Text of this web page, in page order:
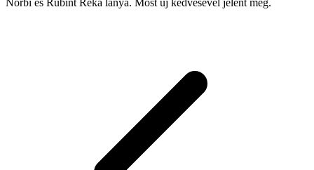
Norbi és Rubint Réka lánya. Most új kedvesével jelent meg.